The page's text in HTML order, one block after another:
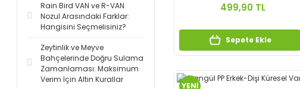
Rain Bird VAN ve R-VAN
Nozul Arasındaki Farklar:
Hangisini Seçmelisiniz?
Zeytinlik ve Meyve
Bahçelerinde Doğru Sulama
Zamanlaması: Maksimum
Verim İçin Altın Kurallar
499,90 TL
Sepete Ekle
YENİ